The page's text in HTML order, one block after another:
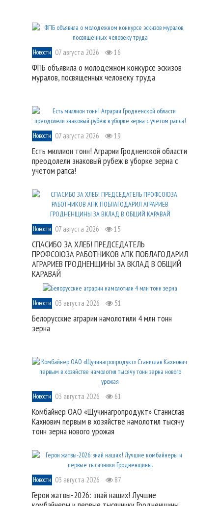
Новости 07 августа 2026 16
ФПБ объявила о молодежном конкурсе эскизов
муралов, посвященных человеку труда
Новости 07 августа 2026 19
Есть миллион тонн! Аграрии Гродненской области
преодолели знаковый рубеж в уборке зерна с
учетом рапса!
Новости 07 августа 2026 15
СПАСИБО ЗА ХЛЕБ! ПРЕДСЕДАТЕЛЬ
ПРОФСОЮЗА РАБОТНИКОВ АПК ПОБЛАГОДАРИЛ
АГРАРИЕВ ГРОДНЕНЩИНЫ ЗА ВКЛАД В ОБЩИЙ
КАРАВАЙ
Новости 03 августа 2026 51
Белорусские аграрии намолотили 4 млн тонн
зерна
Новости 03 августа 2026 61
Комбайнер ОАО «Щучинагропродукт» Станислав
Кахнович первым в хозяйстве намолотил тысячу
тонн зерна нового урожая
Новости 03 августа 2026 87
Герои жатвы-2026: знай наших! Лучшие